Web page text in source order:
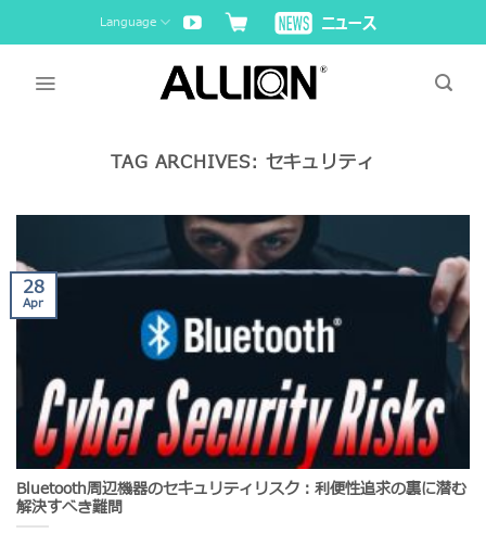
to
Language
TAG ARCHIVES: セキュリティ
Bluetooth周辺機器のセキュリティリスク：利便性追求の裏に潜む
解決すべき難問
28
Apr